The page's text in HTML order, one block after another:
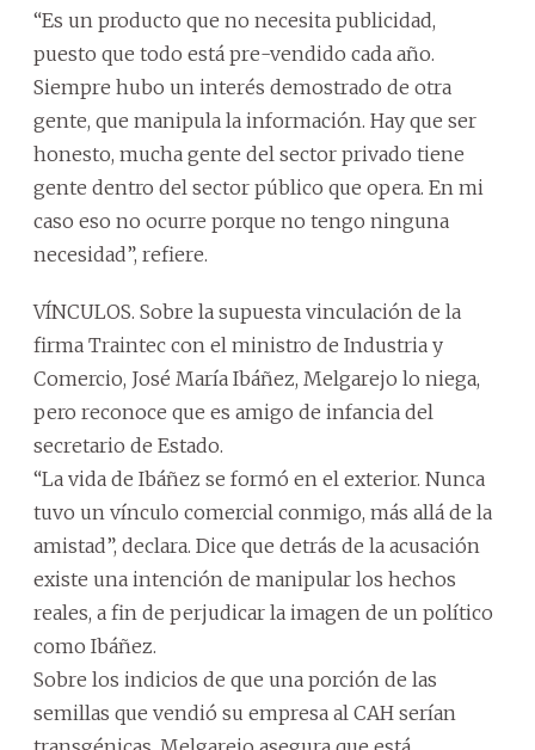
“Es un producto que no necesita publicidad,
puesto que todo está pre-vendido cada año.
Siempre hubo un interés demostrado de otra
gente, que manipula la información. Hay que ser
honesto, mucha gente del sector privado tiene
gente dentro del sector público que opera. En mi
caso eso no ocurre porque no tengo ninguna
necesidad”, refiere.
VÍNCULOS. Sobre la supuesta vinculación de la
firma Traintec con el ministro de Industria y
Comercio, José María Ibáñez, Melgarejo lo niega,
pero reconoce que es amigo de infancia del
secretario de Estado.
“La vida de Ibáñez se formó en el exterior. Nunca
tuvo un vínculo comercial conmigo, más allá de la
amistad”, declara. Dice que detrás de la acusación
existe una intención de manipular los hechos
reales, a fin de perjudicar la imagen de un político
como Ibáñez.
Sobre los indicios de que una porción de las
semillas que vendió su empresa al CAH serían